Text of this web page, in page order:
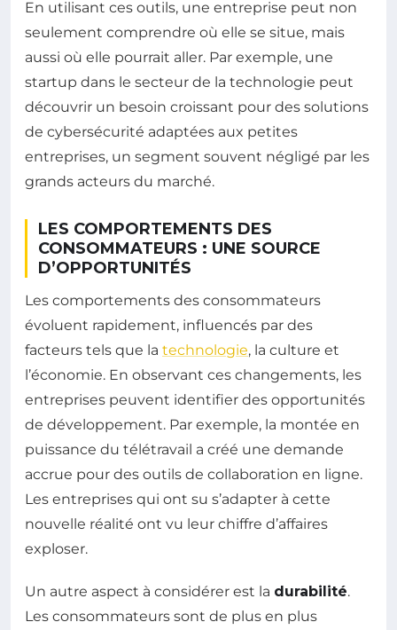
En utilisant ces outils, une entreprise peut non
seulement comprendre où elle se situe, mais
aussi où elle pourrait aller. Par exemple, une
startup dans le secteur de la technologie peut
découvrir un besoin croissant pour des solutions
de cybersécurité adaptées aux petites
entreprises, un segment souvent négligé par les
grands acteurs du marché.
LES COMPORTEMENTS DES
CONSOMMATEURS : UNE SOURCE
D’OPPORTUNITÉS
Les comportements des consommateurs
évoluent rapidement, influencés par des
facteurs tels que la technologie, la culture et
l’économie. En observant ces changements, les
entreprises peuvent identifier des opportunités
de développement. Par exemple, la montée en
puissance du télétravail a créé une demande
accrue pour des outils de collaboration en ligne.
Les entreprises qui ont su s’adapter à cette
nouvelle réalité ont vu leur chiffre d’affaires
exploser.
Un autre aspect à considérer est la durabilité.
Les consommateurs sont de plus en plus